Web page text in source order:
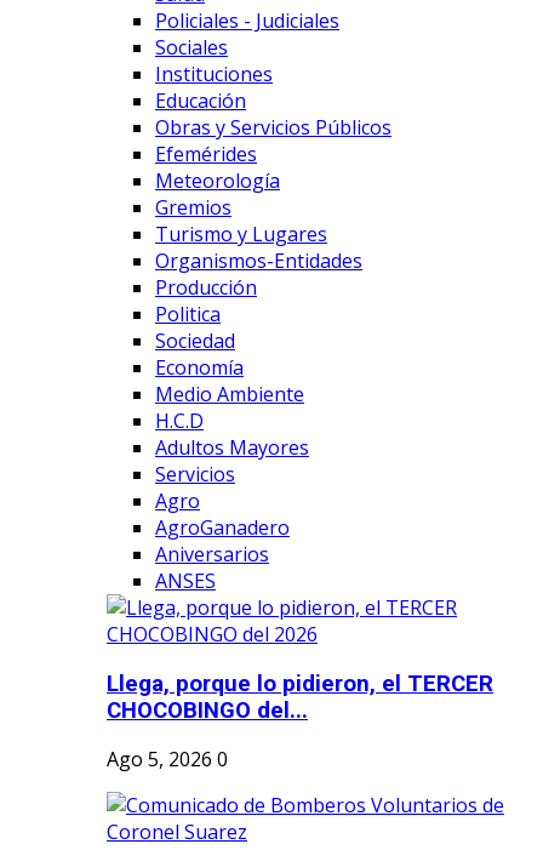
Policiales - Judiciales
Sociales
Instituciones
Educación
Obras y Servicios Públicos
Efemérides
Meteorología
Gremios
Turismo y Lugares
Organismos-Entidades
Producción
Politica
Sociedad
Economía
Medio Ambiente
H.C.D
Adultos Mayores
Servicios
Agro
AgroGanadero
Aniversarios
ANSES
Llega, porque lo pidieron, el TERCER
CHOCOBINGO del...
Ago 5, 2026 0